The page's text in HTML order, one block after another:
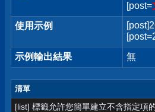
[post=
使用示例
示例輸出結果
無
清單
[list] 標籤允許您簡單建立不含指定項